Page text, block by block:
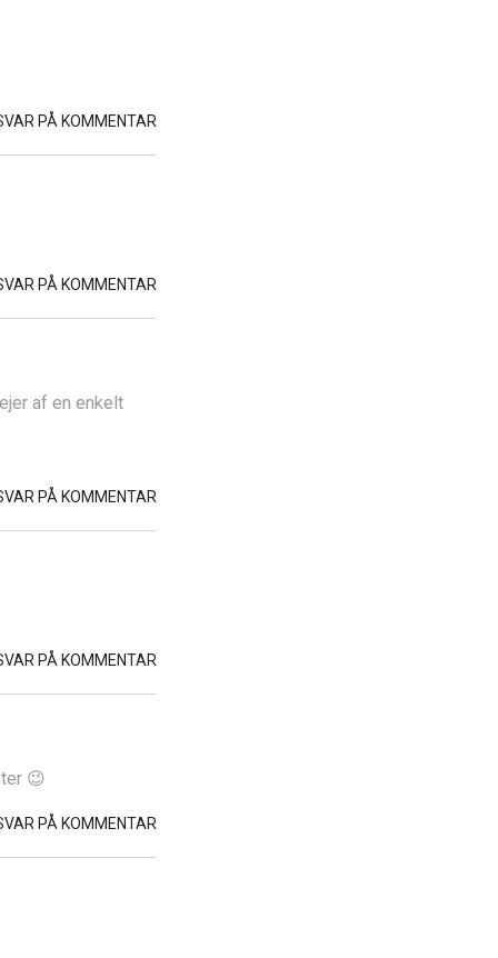
PÅ KOMMENTAR
PÅ KOMMENTAR
af en enkelt
PÅ KOMMENTAR
PÅ KOMMENTAR
😉
PÅ KOMMENTAR